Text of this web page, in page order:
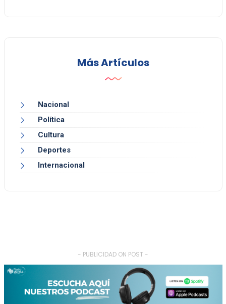
Más Artículos
Nacional
Política
Cultura
Deportes
Internacional
- PUBLICIDAD ON POST -